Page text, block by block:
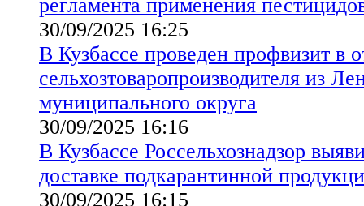
регламента применения
30/09/2025 16:25
В Кузбассе проведен профвизит в
сельхозтоваропроизводителя из
муниципального округа
30/09/2025 16:16
В Кузбассе Россельхознадзор
доставке подкарантинной
30/09/2025 16:15